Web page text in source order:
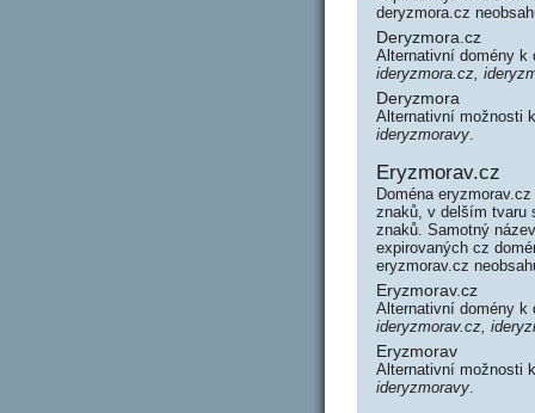
deryzmora.cz
Deryzmora.cz
Alternativní domény k
ideryzmora.cz,
Deryzmora
Alternativní možnosti
ideryzmoravy.
Eryzmorav.cz
Doména
znaků, v delším tvaru
znaků. Samotný
expirovaných cz
eryzmorav.cz
Eryzmorav.cz
Alternativní domény k
ideryzmorav.cz,
Eryzmorav
Alternativní možnosti
ideryzmoravy.